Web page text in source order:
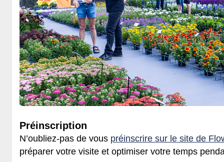
Préinscription
N’oubliez-pas de vous préinscrire sur le site de
préparer votre visite et optimiser votre temps